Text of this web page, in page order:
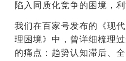
陷入同质化竞争的困境，利
我们在百家号发布的《现
理困境》中，曾详细梳理
的痛点：趋势认知滞后、